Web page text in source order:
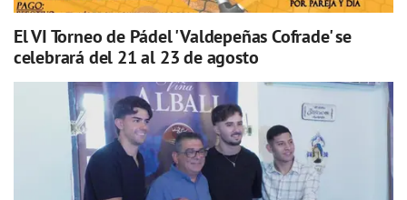
El VI Torneo de Pádel 'Valdepeñas Cofrade' se
celebrará del 21 al 23 de agosto